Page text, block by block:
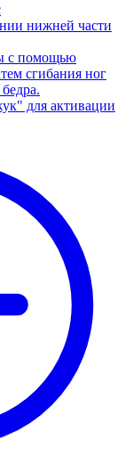
нижней части
с помощью
сгибания ног
для активации